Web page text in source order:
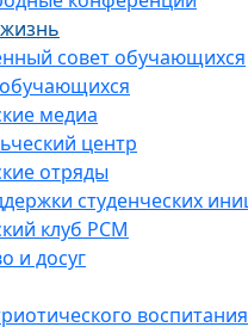
совет обучающихся
медиа
центр
отряды
студенческих
клуб РСМ
и досуг